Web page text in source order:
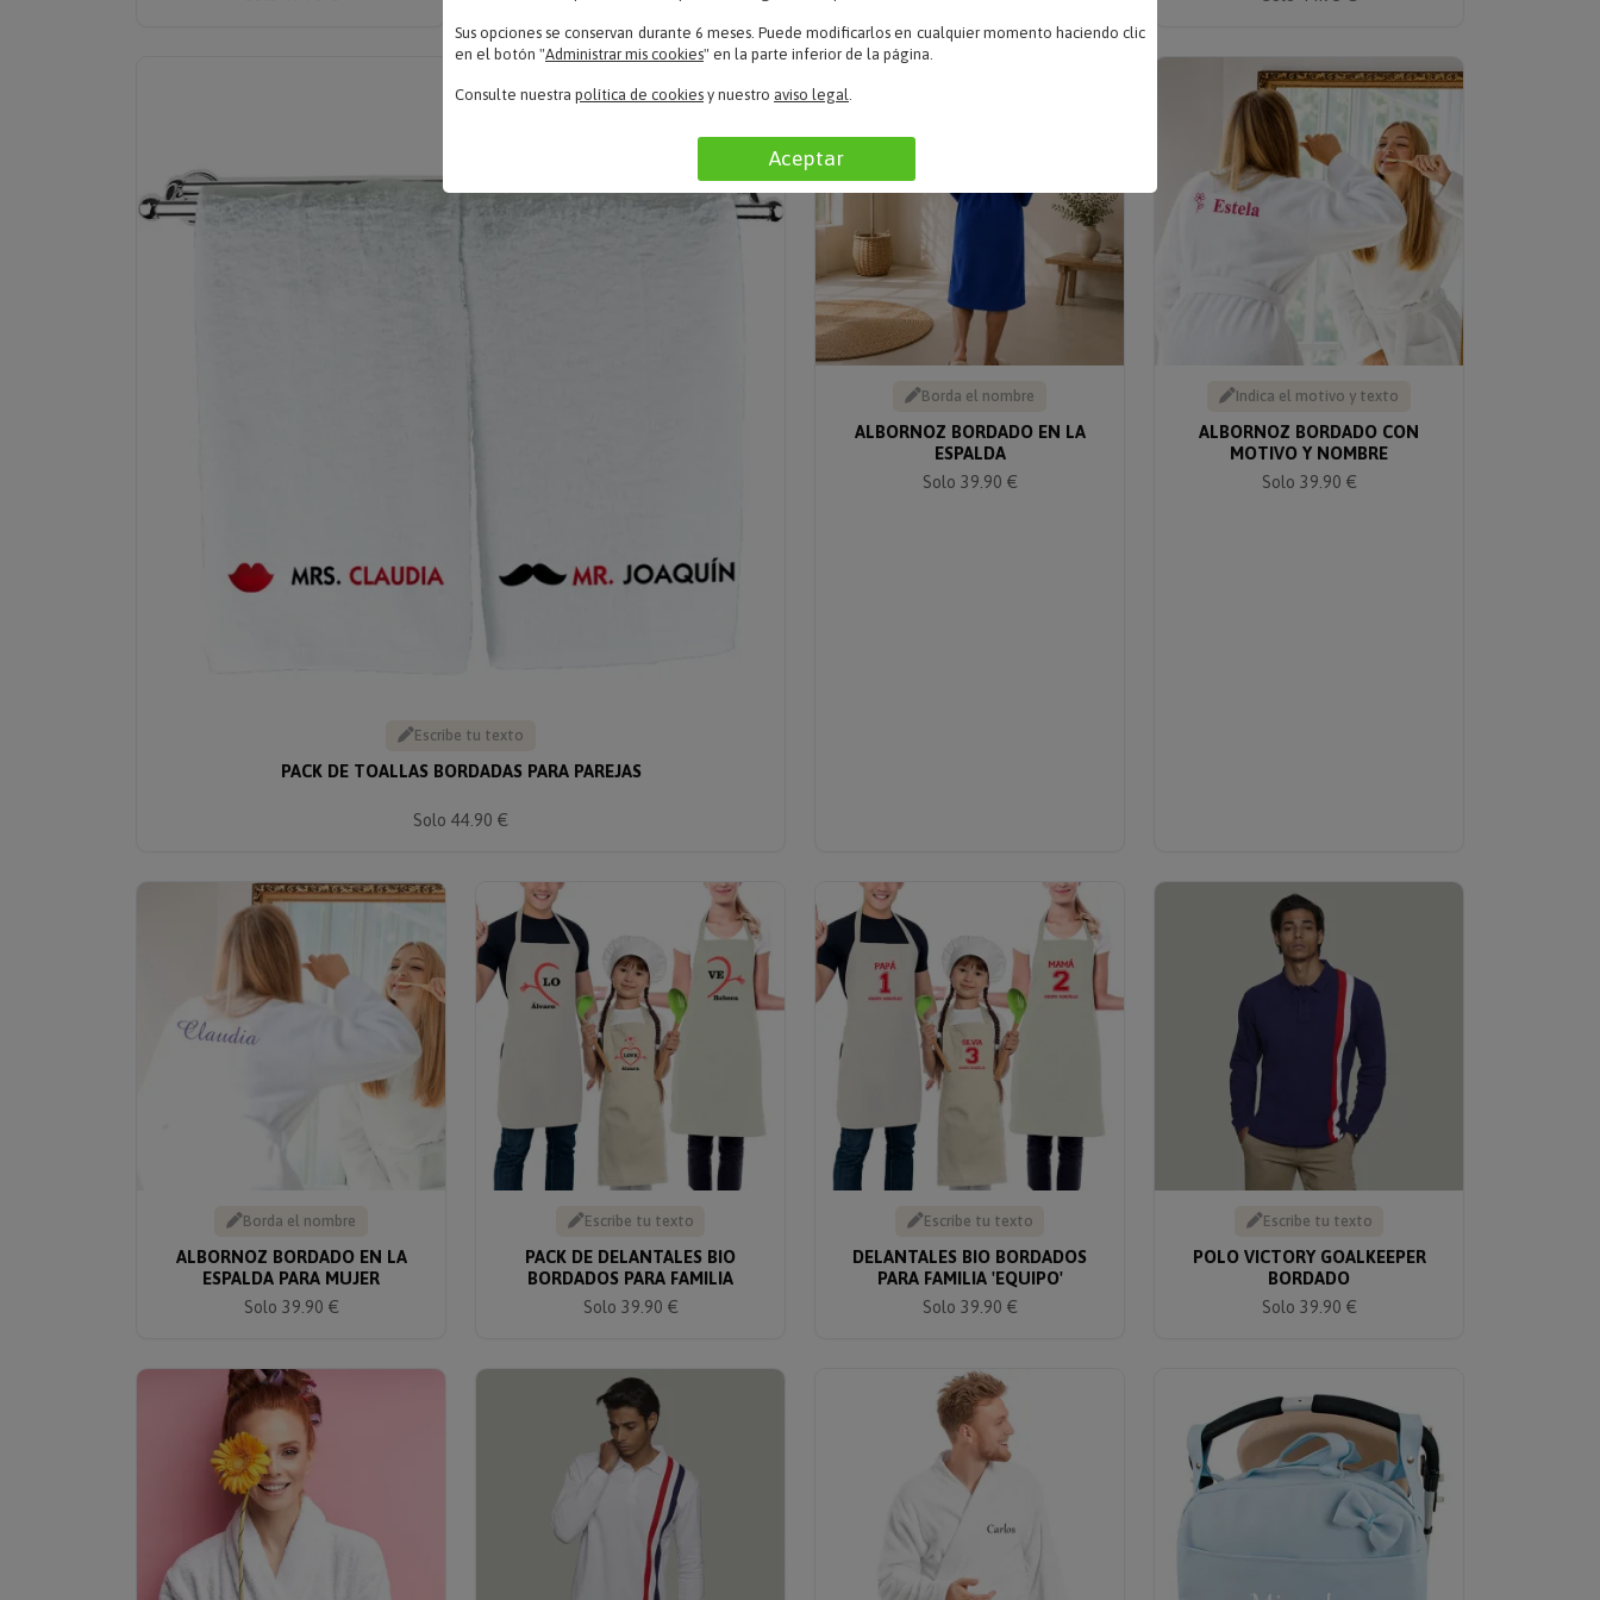
Escribe tu texto
PACK DE TOALLAS BORDADAS PARA PAREJAS
Solo 44.90 €
Borda el nombre
ALBORNOZ BORDADO EN LA
ESPALDA
Solo 39.90 €
Indica el motivo y texto
ALBORNOZ BORDADO CON
MOTIVO Y NOMBRE
Solo 39.90 €
Borda el nombre
ALBORNOZ BORDADO EN LA
ESPALDA PARA MUJER
Solo 39.90 €
Escribe tu texto
PACK DE DELANTALES BIO
BORDADOS PARA FAMILIA
Solo 39.90 €
Escribe tu texto
DELANTALES BIO BORDADOS
PARA FAMILIA 'EQUIPO'
Solo 39.90 €
Escribe tu texto
POLO VICTORY GOALKEEPER
BORDADO
Solo 39.90 €
Sus opciones se conservan durante 6 meses. Puede modificarlos en cualquier momento haciendo clic
en el botón "Administrar mis cookies" en la parte inferior de la página.
Consulte nuestra política de cookies y nuestro aviso legal.
Aceptar